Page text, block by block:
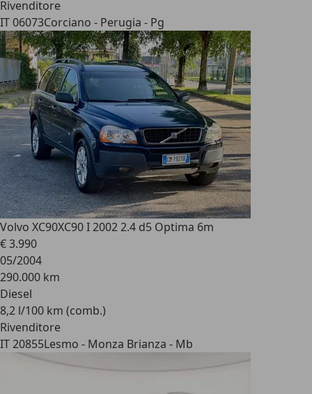
Rivenditore
IT 06073Corciano - Perugia - Pg
Volvo XC90XC90 I 2002 2.4 d5 Optima 6m
€ 3.990
05/2004
290.000 km
Diesel
8,2 l/100 km (comb.)
Rivenditore
IT 20855Lesmo - Monza Brianza - Mb